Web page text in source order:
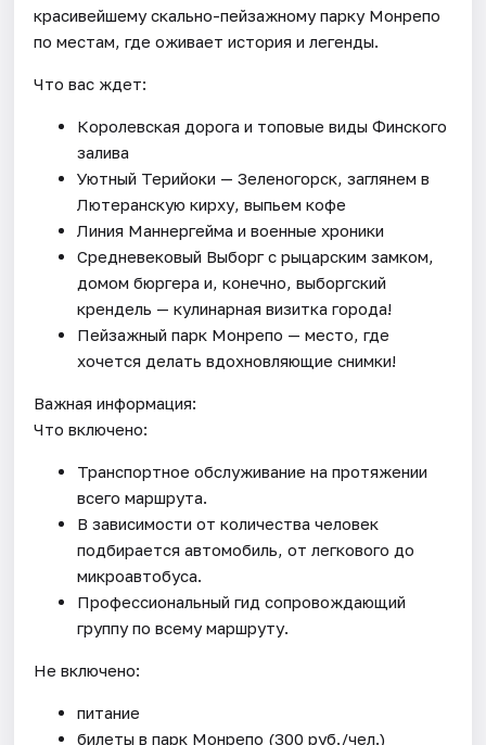
красивейшему скально-пейзажному парку Монрепо
по местам, где оживает история и легенды.
Что вас ждет:
Королевская дорога и топовые виды Финского
залива
Уютный Терийоки — Зеленогорск, заглянем в
Лютеранскую кирху, выпьем кофе
Линия Маннергейма и военные хроники
Средневековый Выборг с рыцарским замком,
домом бюргера и, конечно, выборгский
крендель — кулинарная визитка города!
Пейзажный парк Монрепо — место, где
хочется делать вдохновляющие снимки!
Важная информация:
Что включено:
Транспортное обслуживание на протяжении
всего маршрута.
В зависимости от количества человек
подбирается автомобиль, от легкового до
микроавтобуса.
Профессиональный гид сопровождающий
группу по всему маршруту.
Не включено:
питание
билеты в парк Монрепо (300 руб./чел.)